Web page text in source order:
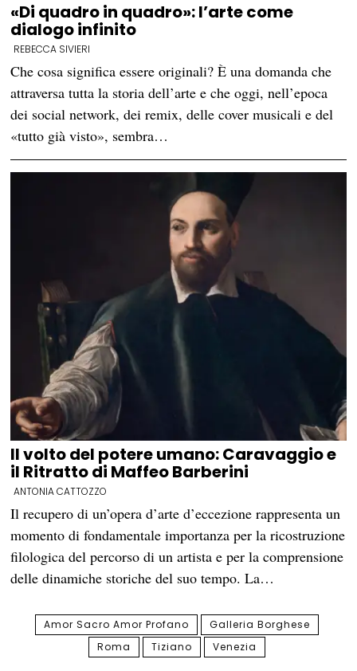
«Di quadro in quadro»: l’arte come
dialogo infinito
REBECCA SIVIERI
Che cosa significa essere originali? È una domanda che
attraversa tutta la storia dell’arte e che oggi, nell’epoca
dei social network, dei remix, delle cover musicali e del
«tutto già visto», sembra…
Il volto del potere umano: Caravaggio e
il Ritratto di Maffeo Barberini
ANTONIA CATTOZZO
Il recupero di un’opera d’arte d’eccezione rappresenta un
momento di fondamentale importanza per la ricostruzione
filologica del percorso di un artista e per la comprensione
delle dinamiche storiche del suo tempo. La…
Amor Sacro Amor Profano
Galleria Borghese
Roma
Tiziano Venezia